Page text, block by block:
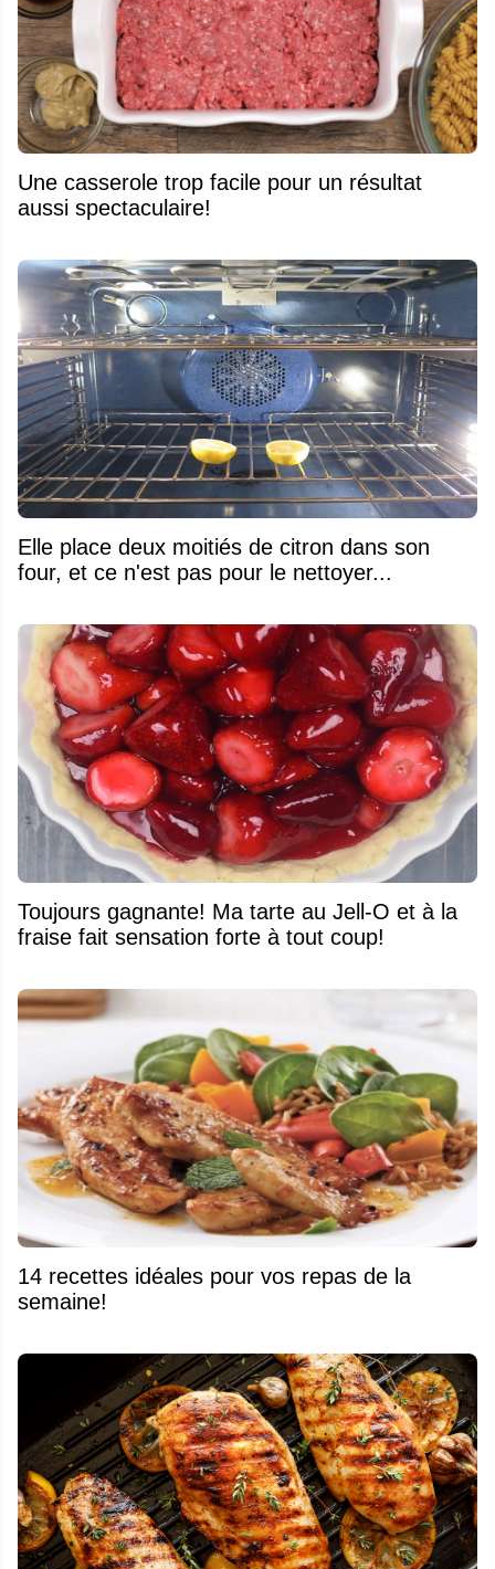
Une casserole trop facile pour un résultat
aussi spectaculaire!
Elle place deux moitiés de citron dans son
four, et ce n'est pas pour le nettoyer...
Toujours gagnante! Ma tarte au Jell-O et à la
fraise fait sensation forte à tout coup!
14 recettes idéales pour vos repas de la
semaine!